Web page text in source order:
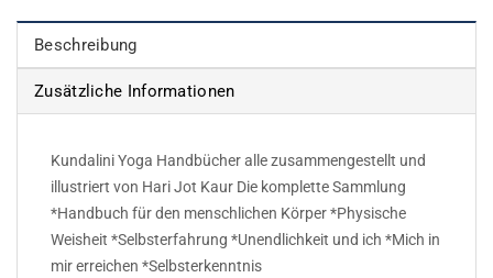
Beschreibung
Zusätzliche Informationen
Kundalini Yoga Handbücher alle zusammengestellt und
illustriert von Hari Jot Kaur Die komplette Sammlung
*Handbuch für den menschlichen Körper *Physische
Weisheit *Selbsterfahrung *Unendlichkeit und ich *Mich in
mir erreichen *Selbsterkenntnis